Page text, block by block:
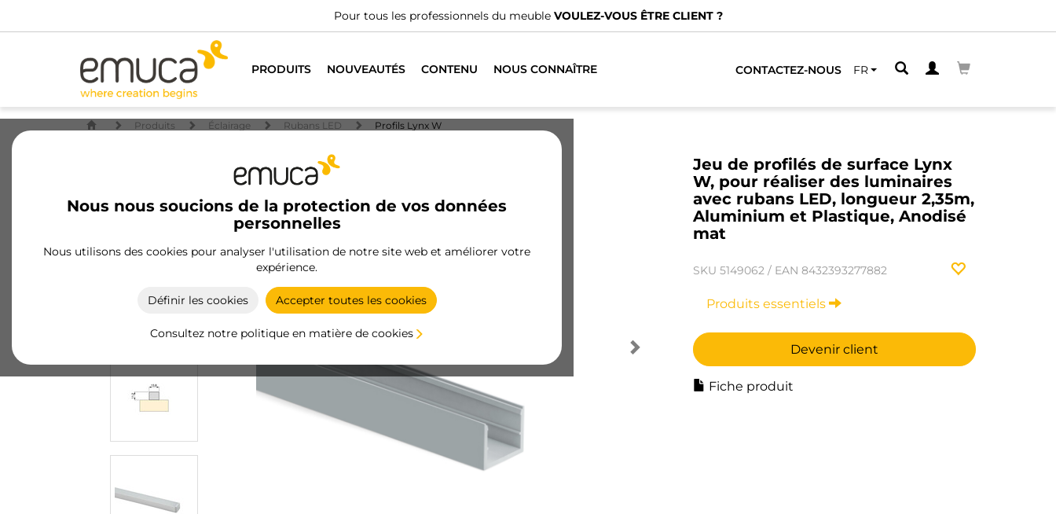
Pour tous les professionnels du meubleVOULEZ-VOUS ÊTRE CLIENT ?
PRODUITS NOUVEAUTÉS CONTENU NOUS CONNAÎTRE CONTACTEZ-NOUS FR
Nous nous soucions de la protection de vos données
personnelles
Nous utilisons des cookies pour analyser l'utilisation de notre site web et améliorer votre
expérience.
Définir les cookies Accepter toutes les cookies
Consultez notre politique en matière de cookies
Produits Éclairage Rubans LED Profils Lynx W
Jeu de profilés de surface Lynx
W, pour réaliser des luminaires
avec rubans LED, longueur 2,35m,
Aluminium et Plastique, Anodisé
mat
SKU 5149062 / EAN 8432393277882
Produits essentiels
Devenir client
Fiche produit